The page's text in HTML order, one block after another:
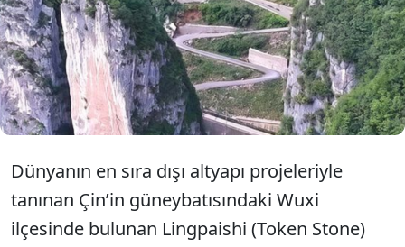
metrelik zikzaklı Lingpaishi yolu, %36’ya ulaşan
ekstrem eğimi ve dar yapısıyla dikkat çekiyor.
Sadece küçük araçların 1. viteste geçişine izin
veriliyor...
Dünyanın en sıra dışı altyapı projeleriyle
tanınan Çin’in güneybatısındaki Wuxi
ilçesinde bulunan Lingpaishi (Token Stone)